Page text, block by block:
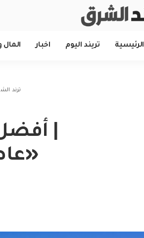
الرئيسية تريند اليوم اخبار المال
ترند